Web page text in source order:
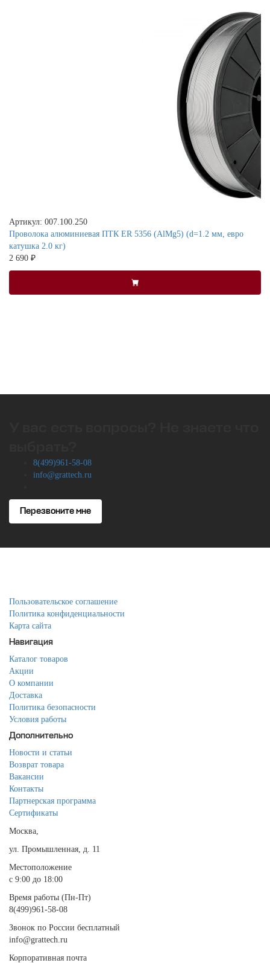
Артикул: 007.100.250
Проволока алюминиевая ПТК ER 5356 (AlMg5) (d=1.2 мм, евро
катушка 2.0 кг)
2 690 ₽
8(499)961-58-08
info@grattech.ru
Перезвоните мне
Пользовательское соглашение
Политика конфиденциальности
Карта сайта
Навигация
Каталог товаров
Акции
О компании
Доставка
Политика безопасности
Условия работы
Дополнительно
Новости и статьи
Возврат товара
Вакансии
Контакты
Партнерская программа
Сертификаты
Москва,
ул. Промышленная, д. 11
Местоположение
с 9:00 до 18:00
Время работы (Пн-Пт)
8(499)961-58-08
Звонок по России бесплатный
info@grattech.ru
Корпоративная почта